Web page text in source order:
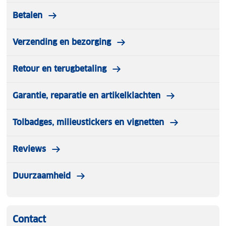
Betalen
Verzending en bezorging
Retour en terugbetaling
Garantie, reparatie en artikelklachten
Tolbadges, milieustickers en vignetten
Reviews
Duurzaamheid
Contact